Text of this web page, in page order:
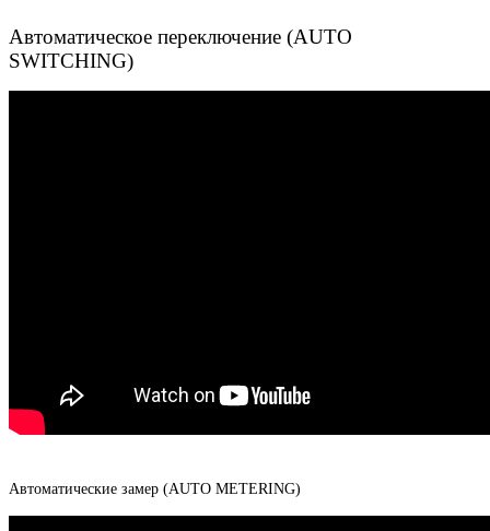
Автоматическое переключение (AUTO
SWITCHING)
Автоматические замер (AUTO METERING)